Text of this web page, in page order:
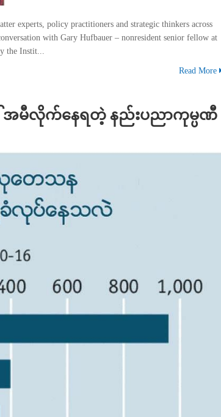
experts, policy practitioners and strategic thinkers across
with Gary Hufbauer – nonresident senior fellow at
the Instit...
Read More
အမီလိုက်နေရတဲ့ နည်းပညာကုမ္ပဏီ